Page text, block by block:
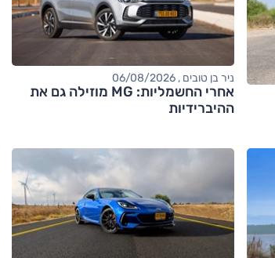
ניר בן טובים , 06/08/2026
אחרי החשמליות: MG מוזילה גם את
ההיברידיות